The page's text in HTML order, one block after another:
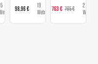
98,96 €
19
Webshops763 € 765 €
2